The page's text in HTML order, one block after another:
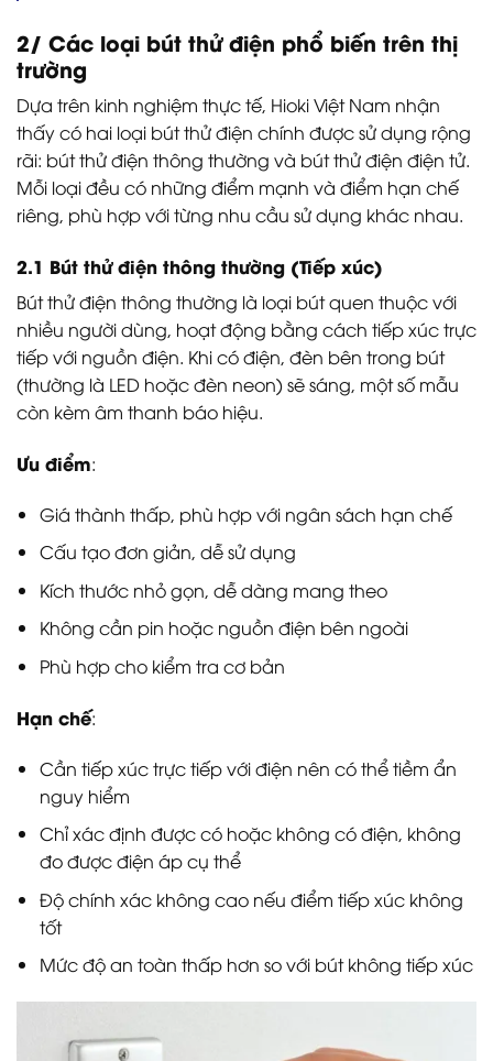
2/ Các loại bút thử điện phổ biến trên thị
trường
Dựa trên kinh nghiệm thực tế, Hioki Việt Nam nhận
thấy có hai loại bút thử điện chính được sử dụng rộng
rãi: bút thử điện thông thường và bút thử điện điện tử.
Mỗi loại đều có những điểm mạnh và điểm hạn chế
riêng, phù hợp với từng nhu cầu sử dụng khác nhau.
2.1 Bút thử điện thông thường (Tiếp xúc)
Bút thử điện thông thường là loại bút quen thuộc với
nhiều người dùng, hoạt động bằng cách tiếp xúc trực
tiếp với nguồn điện. Khi có điện, đèn bên trong bút
(thường là LED hoặc đèn neon) sẽ sáng, một số mẫu
còn kèm âm thanh báo hiệu.
Ưu điểm:
Giá thành thấp, phù hợp với ngân sách hạn chế
Cấu tạo đơn giản, dễ sử dụng
Kích thước nhỏ gọn, dễ dàng mang theo
Không cần pin hoặc nguồn điện bên ngoài
Phù hợp cho kiểm tra cơ bản
Hạn chế:
Cần tiếp xúc trực tiếp với điện nên có thể tiềm ẩn
nguy hiểm
Chỉ xác định được có hoặc không có điện, không
đo được điện áp cụ thể
Độ chính xác không cao nếu điểm tiếp xúc không
tốt
Mức độ an toàn thấp hơn so với bút không tiếp xúc